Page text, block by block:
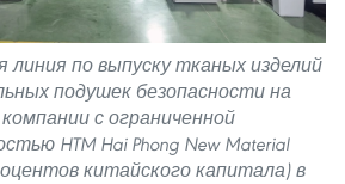
линия по выпуску тканых изделий
подушек безопасности на
с ограниченной
HTM Hai Phong New Material
китайского капитала) в